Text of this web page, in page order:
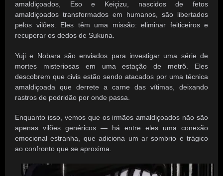
amaldiçoados, Eso e Keiçizu, nascidos de fetos
amaldiçoados transformados em humanos, são libertados
pelos vilões. Eles têm uma missão: eliminar feiticeiros e
recuperar os dedos de Sukuna.
Yuji e Nobara são enviados para investigar uma série de
mortes misteriosas em uma estação de metrô. Eles
descobrem que civis estão sendo atacados por uma técnica
amaldiçoada que derrete a carne das vítimas, deixando
rastros de podridão por onde passa.
Enquanto isso, vemos que os irmãos amaldiçoados não são
apenas vilões genéricos — há entre eles uma conexão
emocional estranha, que adiciona um ar sombrio e trágico
ao confronto que se aproxima.